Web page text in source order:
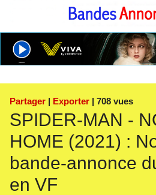
Partager | Exporter | 708 vues
SPIDER-MAN -
HOME (2021) :
bande-annonce
en VF